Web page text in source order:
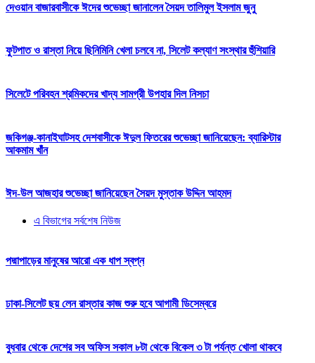
দেওয়ান বাজারবাসীকে ঈদের শুভেচ্ছা জানালেন সৈয়দ তালিমুল ইসলাম জুনু
ফুটপাত ও রাস্তা নিয়ে ছিনিমিনি খেলা চলবে না, সিলেট কল্যাণ সংস্থার হুঁশিয়ারি
সিলেটে পরিবহন শ্রমিকদের খাদ্য সামগ্রী উপহার দিল নিসচা
জকিগঞ্জ-কানাইঘাটসহ দেশবাসীকে ঈদুল ফিতরের শুভেচ্ছা জানিয়েছেন: ব্যারিস্টার
আকমাম খাঁন
ঈদ-উল আজহার শুভেচ্ছা জানিয়েছেন সৈয়দ মুস্তাক উদ্দিন আহমদ
এ বিভাগের সর্বশেষ নিউজ
পদ্মাপাড়ের মানুষের আরো এক ধাপ স্বপ্ন
ঢাকা-সিলেট ছয় লেন রাস্তার কাজ শুরু হবে আগামী ডিসেম্বরে
বুধবার থেকে দেশের সব অফিস সকাল ৮টা থেকে বিকেল ৩ টা পর্যন্ত খোলা থাকবে